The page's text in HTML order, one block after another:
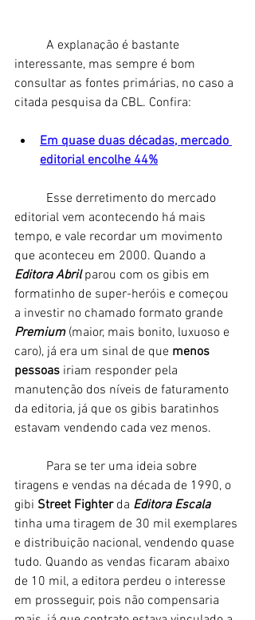
interessante, mas sempre é bom
consultar as fontes primárias, no caso a
citada pesquisa da CBL. Confira:
Em quase duas décadas, mercado
editorial encolhe 44%
editorial vem acontecendo há mais
tempo, e vale recordar um movimento
que aconteceu em 2000. Quando a
Editora Abril parou com os gibis em
formatinho de super-heróis e começou
a investir no chamado formato grande
Premium (maior, mais bonito, luxuoso e
caro), já era um sinal de que menos
pessoas iriam responder pela
manutenção dos níveis de faturamento
da editoria, já que os gibis baratinhos
estavam vendendo cada vez menos.
tiragens e vendas na década de 1990, o
gibi Street Fighter da Editora Escala
tinha uma tiragem de 30 mil exemplares
e distribuição nacional, vendendo quase
tudo. Quando as vendas ficaram abaixo
de 10 mil, a editora perdeu o interesse
em prosseguir, pois não compensaria